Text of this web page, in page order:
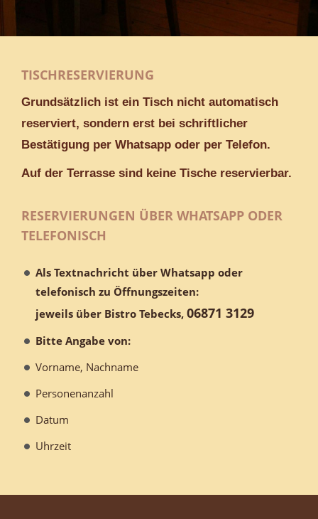
TISCHRESERVIERUNG
Grundsätzlich ist ein Tisch nicht automatisch
reserviert, sondern erst bei schriftlicher
Bestätigung per Whatsapp oder per Telefon.
Auf der Terrasse sind keine Tische reservierbar.
RESERVIERUNGEN ÜBER WHATSAPP ODER
TELEFONISCH
Als Textnachricht über Whatsapp oder
telefonisch zu Öffnungszeiten:
jeweils über Bistro Tebecks, 06871 3129
Bitte Angabe von:
Vorname, Nachname
Personenanzahl
Datum
Uhrzeit